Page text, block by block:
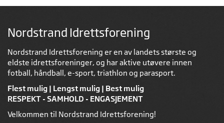
Nordstrand Idrettsforening
Nordstrand Idrettsforening er en av landets største og
eldste idrettsforeninger, og har aktive utøvere innen
fotball, håndball, e-sport, triathlon og parasport.
Flest mulig | Lengst mulig | Best mulig
RESPEKT - SAMHOLD - ENGASJEMENT
Velkommen til Nordstrand Idrettsforening!